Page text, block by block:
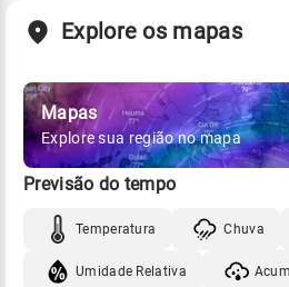
Explore os mapas
Mapas
Explore sua região no mapa
Previsão do tempo
Temperatura Chuva
Umidade Relativa